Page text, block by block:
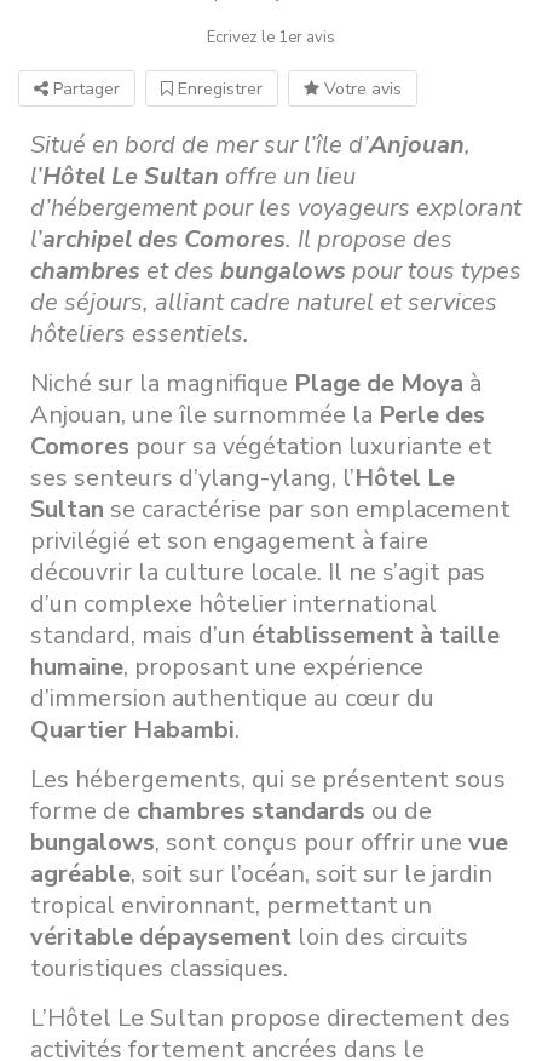
Ecrivez le 1er avis
Partager Enregistrer Votre avis
Situé en bord de mer sur l’île d’Anjouan,
l’Hôtel Le Sultan offre un lieu
d’hébergement pour les voyageurs explorant
l’archipel des Comores. Il propose des
chambres et des bungalows pour tous types
de séjours, alliant cadre naturel et services
hôteliers essentiels.
Niché sur la magnifique Plage de Moya à
Anjouan, une île surnommée la Perle des
Comores pour sa végétation luxuriante et
ses senteurs d’ylang-ylang, l’Hôtel Le
Sultan se caractérise par son emplacement
privilégié et son engagement à faire
découvrir la culture locale. Il ne s’agit pas
d’un complexe hôtelier international
standard, mais d’un établissement à taille
humaine, proposant une expérience
d’immersion authentique au cœur du
Quartier Habambi.
Les hébergements, qui se présentent sous
forme de chambres standards ou de
bungalows, sont conçus pour offrir une vue
agréable, soit sur l’océan, soit sur le jardin
tropical environnant, permettant un
véritable dépaysement loin des circuits
touristiques classiques.
L’Hôtel Le Sultan propose directement des
activités fortement ancrées dans le